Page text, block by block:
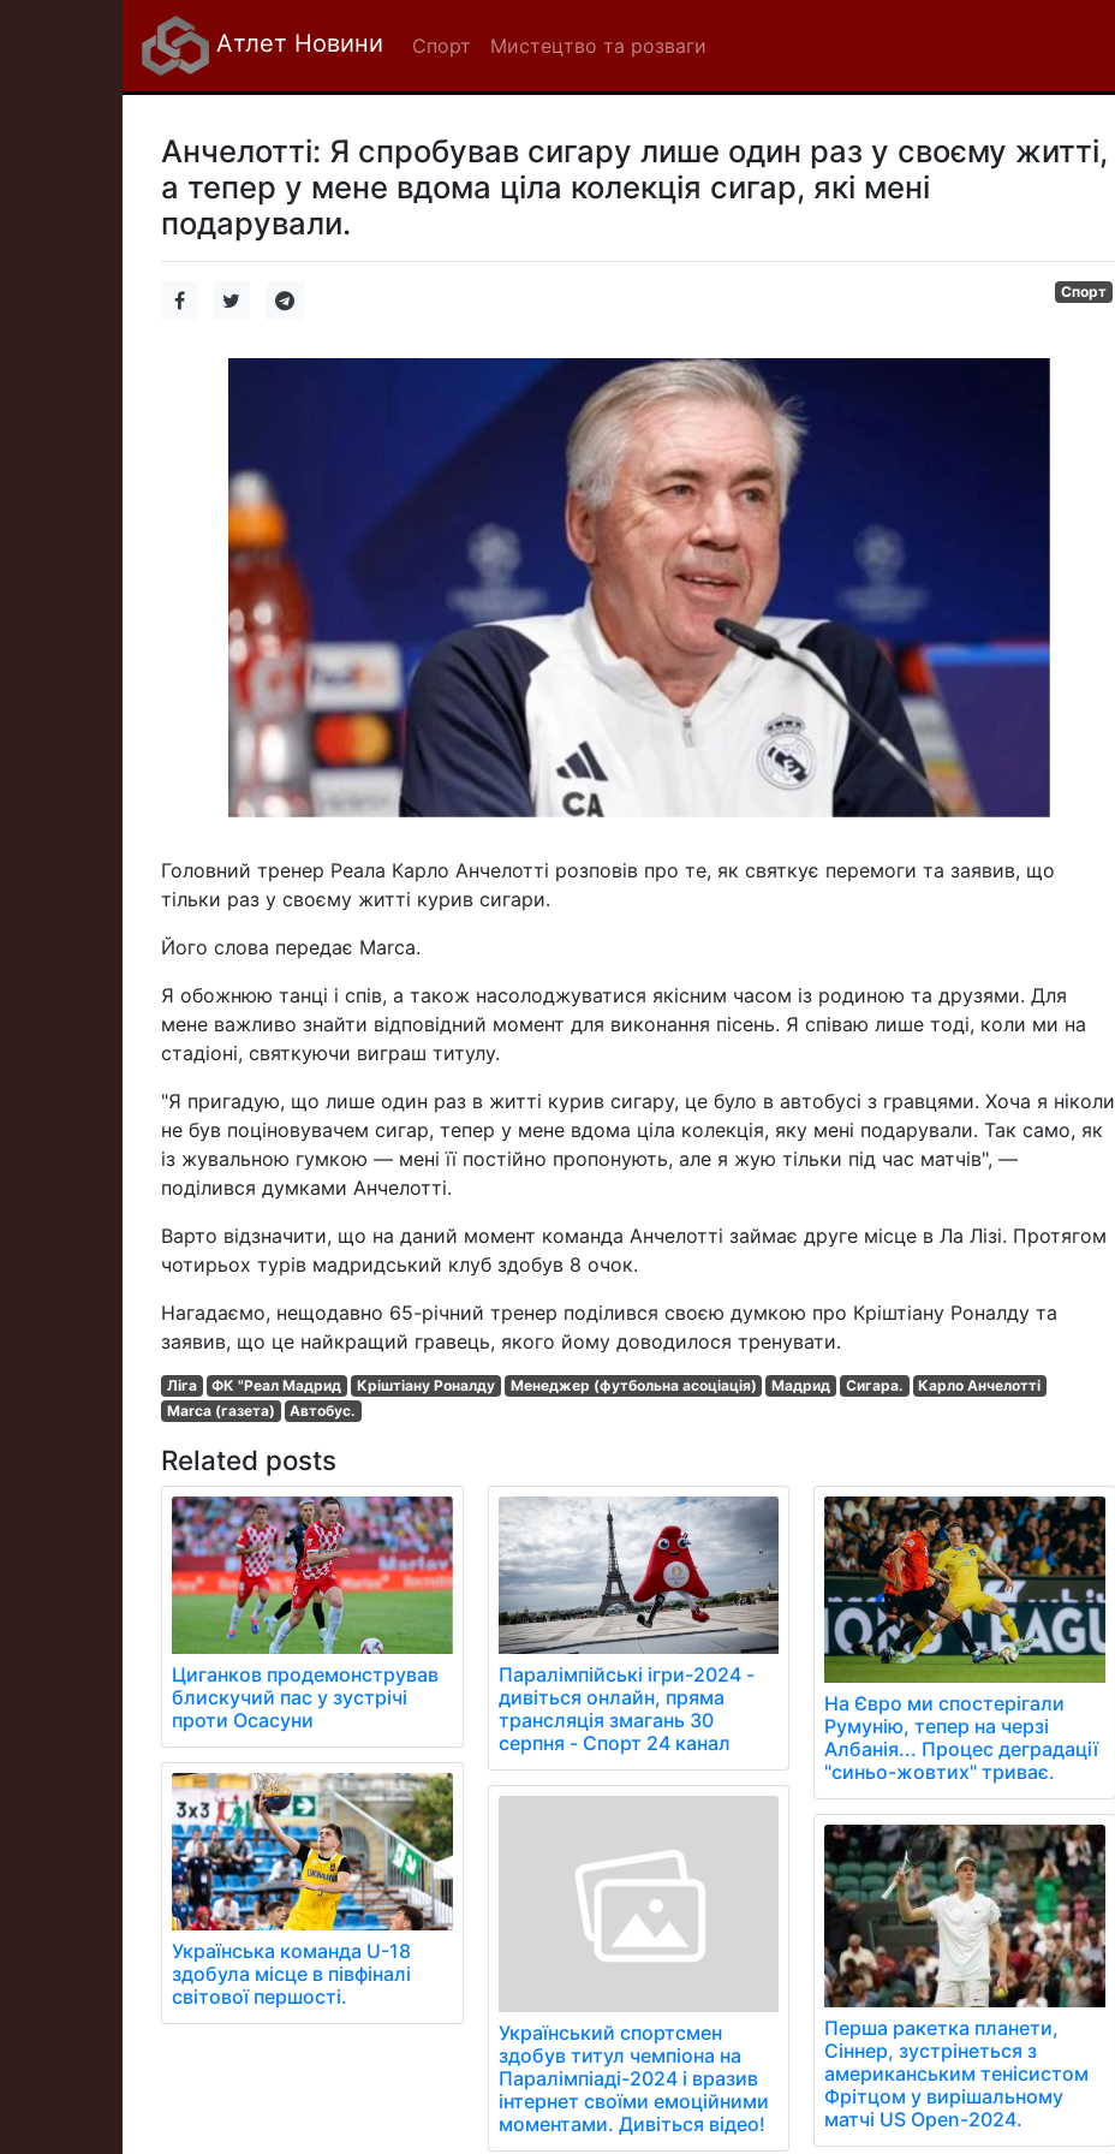
Атлет Новини Спорт Мистецтво та розваги
Анчелотті: Я спробував сигару лише один раз у своєму житті,
а тепер у мене вдома ціла колекція сигар, які мені
подарували.
Спорт
Головний тренер Реала Карло Анчелотті розповів про те, як святкує перемоги та заявив, що
тільки раз у своєму житті курив сигари.
Його слова передає Marca.
Я обожнюю танці і спів, а також насолоджуватися якісним часом із родиною та друзями. Для
мене важливо знайти відповідний момент для виконання пісень. Я співаю лише тоді, коли ми на
стадіоні, святкуючи виграш титулу.
"Я пригадую, що лише один раз в житті курив сигару, це було в автобусі з гравцями. Хоча я ніколи
не був поціновувачем сигар, тепер у мене вдома ціла колекція, яку мені подарували. Так само, як
із жувальною гумкою — мені її постійно пропонують, але я жую тільки під час матчів", —
поділився думками Анчелотті.
Варто відзначити, що на даний момент команда Анчелотті займає друге місце в Ла Лізі. Протягом
чотирьох турів мадридський клуб здобув 8 очок.
Нагадаємо, нещодавно 65-річний тренер поділився своєю думкою про Кріштіану Роналду та
заявив, що це найкращий гравець, якого йому доводилося тренувати.
Ліга ФК "Реал Мадрид Кріштіану Роналду Менеджер (футбольна асоціація) Мадрид Сигара.
Карло Анчелотті
Marca (газета)
Автобус.
Related posts
Циганков продемонстрував
блискучий пас у зустрічі
проти Осасуни
Українська команда U-18
здобула місце в півфіналі
світової першості.
Паралімпійські ігри-2024 -
дивіться онлайн, пряма
трансляція змагань 30
серпня - Спорт 24 канал
Український спортсмен
здобув титул чемпіона на
Паралімпіаді-2024 і вразив
інтернет своїми емоційними
моментами. Дивіться відео!
На Євро ми спостерігали
Румунію, тепер на черзі
Албанія... Процес деградації
"синьо-жовтих" триває.
Перша ракетка планети,
Сіннер, зустрінеться з
американським тенісистом
Фрітцом у вирішальному
матчі US Open-2024.